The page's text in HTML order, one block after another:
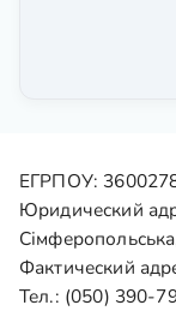
ЕГРПОУ:
Юридический
Фактический
Тел.: (050) 390-